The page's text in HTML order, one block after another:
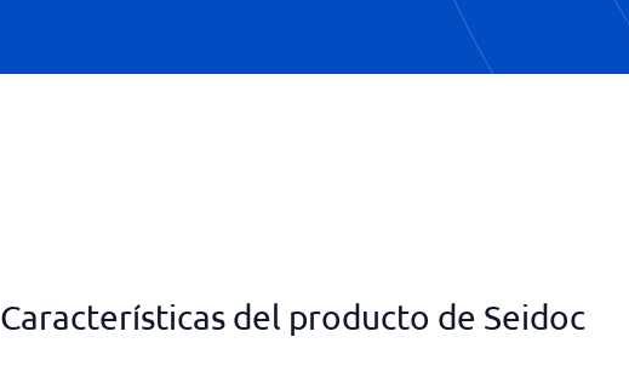
Características del producto de Seidoc